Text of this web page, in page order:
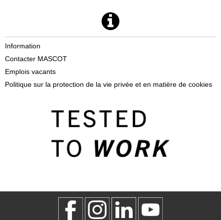
Information
Contacter MASCOT
Emplois vacants
Politique sur la protection de la vie privée et en matière de cookies